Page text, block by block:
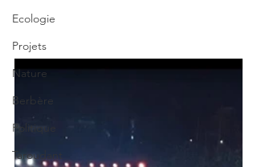
Ecologie
Projets
Nature
Berbère
Politique
Taroudant